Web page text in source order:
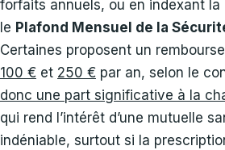
forfaits annuels, ou en indexant
le Plafond Mensuel de la
Certaines proposent un
100 € et 250 € par an, selon le
donc une part significative à la
qui rend l’intérêt d’une mutuelle
indéniable, surtout si la